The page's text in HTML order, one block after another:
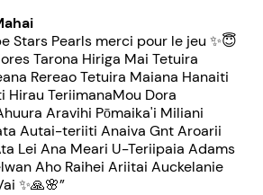
Stars Pearls merci pour le jeu ✨️😇
Tarona Hiriga Mai Tetuira
Rereao Tetuira Maiana Hanaiti
Hirau TeriimanaMou Dora
Aravihi Pōmaika'i Miliani
Autai-teriiti Anaiva Gnt Aroarii
Lei Ana Meari U-Teriipaia Adams
Aho Raihei Ariitai Auckelanie
✨️🙏🌸”